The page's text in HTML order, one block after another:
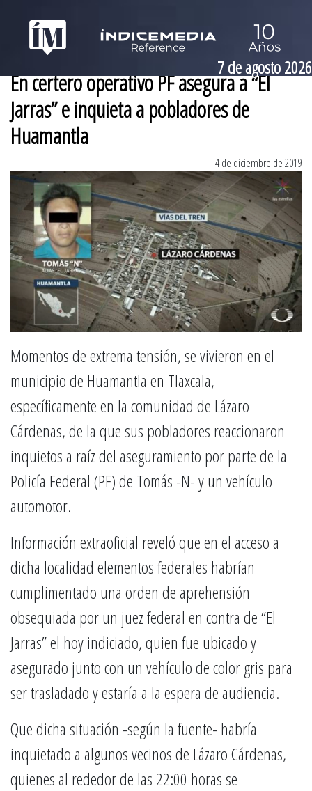
7 de agosto 2026
En certero operativo PF asegura a “El
Jarras” e inquieta a pobladores de
Huamantla
4 de diciembre de 2019
Momentos de extrema tensión, se vivieron en el
municipio de Huamantla en Tlaxcala,
específicamente en la comunidad de Lázaro
Cárdenas, de la que sus pobladores reaccionaron
inquietos a raíz del aseguramiento por parte de la
Policía Federal (PF) de Tomás -N- y un vehículo
automotor.
Información extraoficial reveló que en el acceso a
dicha localidad elementos federales habrían
cumplimentado una orden de aprehensión
obsequiada por un juez federal en contra de “El
Jarras” el hoy indiciado, quien fue ubicado y
asegurado junto con un vehículo de color gris para
ser trasladado y estaría a la espera de audiencia.
Que dicha situación -según la fuente- habría
inquietado a algunos vecinos de Lázaro Cárdenas,
quienes al rededor de las 22:00 horas se